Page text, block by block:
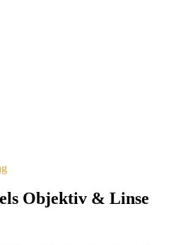
Objektiv & Linse